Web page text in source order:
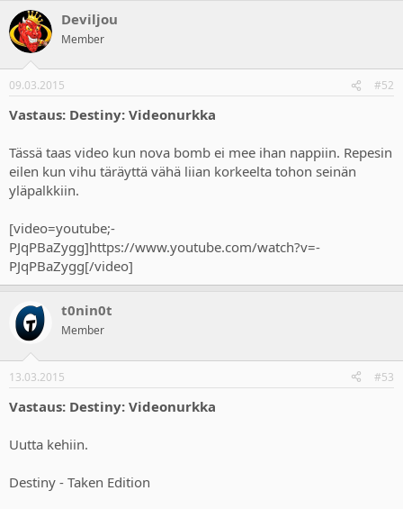
Deviljou
Member
09.03.2015 #52
Vastaus: Destiny: Videonurkka
Tässä taas video kun nova bomb ei mee ihan nappiin. Repesin
eilen kun vihu täräyttä vähä liian korkeelta tohon seinän
yläpalkkiin.
[video=youtube;-
PJqPBaZygg]https://www.youtube.com/watch?v=-
PJqPBaZygg[/video]
t0nin0t
Member
13.03.2015 #53
Vastaus: Destiny: Videonurkka
Uutta kehiin.
Destiny - Taken Edition